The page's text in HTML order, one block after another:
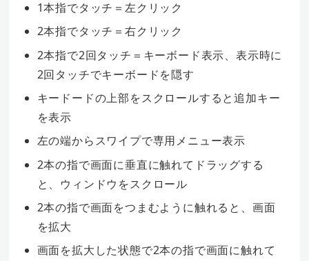
1本指でタッチ＝左クリック
2本指でタッチ＝右クリック
2本指で2回タッチ＝キーボード表示、表示時に
2回タッチでキーボードを隠す
キードードの上部をスクロールすると追加キー
を表示
左の端からスワイプで専用メニュー表示
2本の指で画面に垂直に触れてドラッグする
と、ウィンドウをスクロール
2本の指で画面をつまむように触れると、画面
を拡大
画面を拡大した状態で2本の指で画面に触れて